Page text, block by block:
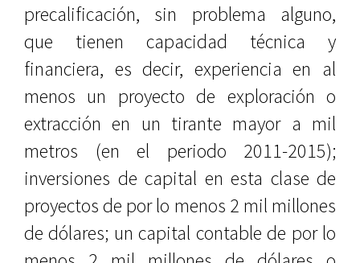
precalificación, sin problema alguno,
que tienen capacidad técnica y
financiera, es decir, experiencia en al
menos un proyecto de exploración o
extracción en un tirante mayor a mil
metros (en el periodo 2011-2015);
inversiones de capital en esta clase de
proyectos de por lo menos 2 mil millones
de dólares; un capital contable de por lo